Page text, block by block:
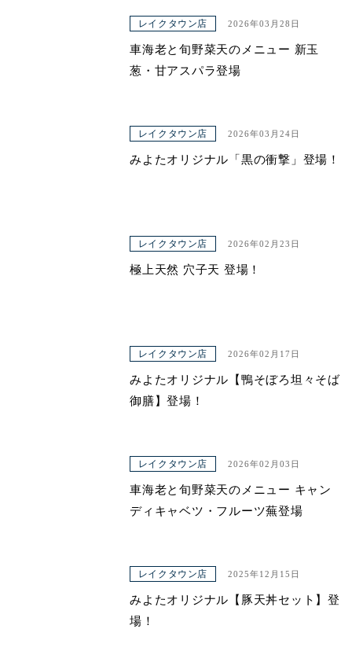
レイクタウン店 2026年03月28日
車海老と旬野菜天のメニュー 新玉
葱・甘アスパラ登場
レイクタウン店 2026年03月24日
みよたオリジナル「黒の衝撃」登場！
レイクタウン店 2026年02月23日
極上天然 穴子天 登場！
レイクタウン店 2026年02月17日
みよたオリジナル【鴨そぼろ坦々そば
御膳】登場！
レイクタウン店 2026年02月03日
車海老と旬野菜天のメニュー キャン
ディキャベツ・フルーツ蕪登場
レイクタウン店 2025年12月15日
みよたオリジナル【豚天丼セット】登
場！